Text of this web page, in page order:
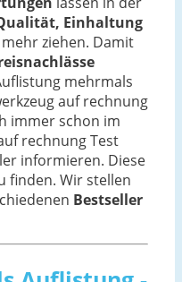
Einhaltung
ziehen. Damit
mehrmals
auf rechnung
immer schon im
rechnung Test
informieren. Diese
finden. Wir stellen
Bestseller